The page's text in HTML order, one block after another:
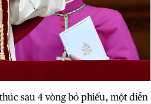
sau 4 vòng bỏ phiếu, một diễn